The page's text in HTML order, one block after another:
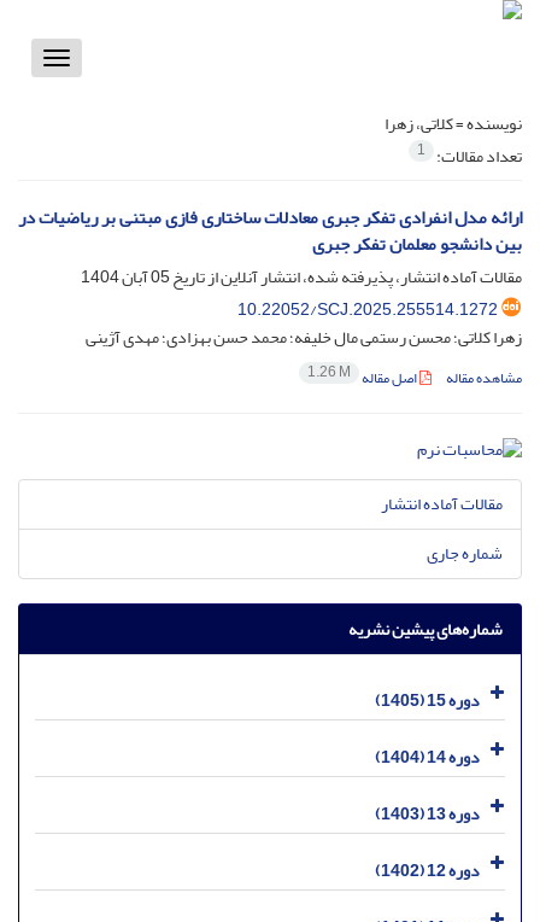
Toggle
نویسنده =کلاتی، زهرا
تعداد مقالات: 1
ارائه مدل انفرادی تفکر جبری معادلات ساختاری فازی مبتنی بر ریاضیات در
بین دانشجو معلمان تفکر جبری
مقالات آماده انتشار، پذیرفته شده، انتشار آنلاین از تاریخ05 آبان 1404
10.22052/SCJ.2025.255514.1272
زهرا کلاتی؛ محسن رستمی مال خلیفه؛ محمد حسن بهزادی؛ مهدی آژینی
مشاهده مقاله اصل مقاله 1.26 M
مقالات آماده انتشار
شماره جاری
شماره‌های پیشین نشریه
دوره 15 (1405)
دوره 14 (1404)
دوره 13 (1403)
دوره 12 (1402)